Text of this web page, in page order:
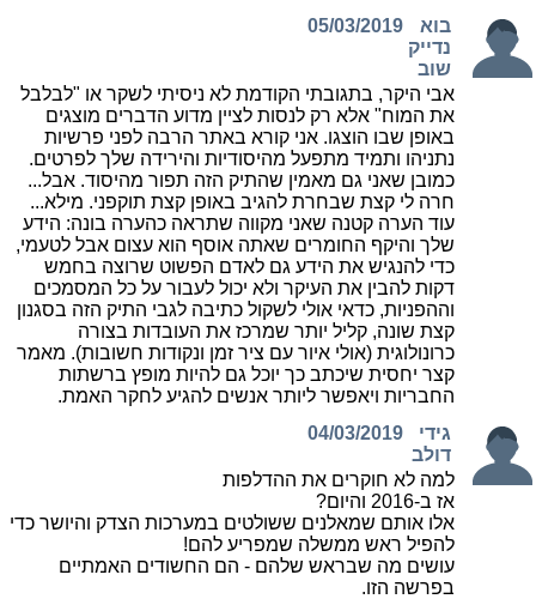
בוא
נדייק
שוב
05/03/2019
אבי היקר, בתגובתי הקודמת לא ניסיתי לשקר או "לבלבל
את המוח" אלא רק לנסות לציין מדוע הדברים מוצגים
באופן שבו הוצגו. אני קורא באתר הרבה לפני פרשיות
נתניהו ותמיד מתפעל מהיסודיות והירידה שלך לפרטים.
כמובן שאני גם מאמין שהתיק הזה תפור מהיסוד. אבל...
חרה לי קצת שבחרת להגיב באופן קצת תוקפני. מילא...
עוד הערה קטנה שאני מקווה שתראה כהערה בונה: הידע
שלך והיקף החומרים שאתה אוסף הוא עצום אבל לטעמי,
כדי להנגיש את הידע גם לאדם הפשוט שרוצה בחמש
דקות להבין את העיקר ולא יכול לעבור על כל המסמכים
וההפניות, כדאי אולי לשקול כתיבה לגבי התיק הזה בסגנון
קצת שונה, קליל יותר שמרכז את העובדות בצורה
כרונולוגית (אולי איור עם ציר זמן ונקודות חשובות). מאמר
קצר יחסית שיכתב כך יוכל גם להיות מופץ ברשתות
החבריות ויאפשר ליותר אנשים להגיע לחקר האמת.
גידי
דולב
04/03/2019
למה לא חוקרים את ההדלפות
אז ב-2016 והיום?
אלו אותם שמאלנים ששולטים במערכות הצדק והיושר כדי
להפיל ראש ממשלה שמפריע להם!
עושים מה שבראש שלהם - הם החשודים האמתיים
בפרשה הזו.